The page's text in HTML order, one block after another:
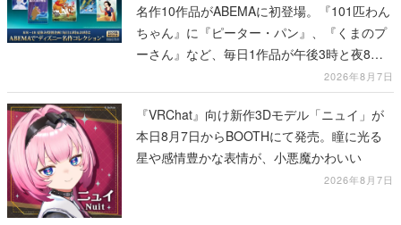
名作10作品がABEMAに初登場。『101匹わん
ちゃん』に『ピーター・パン』、『くまのプ
ーさん』など、毎日1作品が午後3時と夜8時
2026年8月7日
『VRChat』向け新作3Dモデル「ニュイ」が
本日8月7日からBOOTHにて発売。瞳に光る
星や感情豊かな表情が、小悪魔かわいい
2026年8月7日